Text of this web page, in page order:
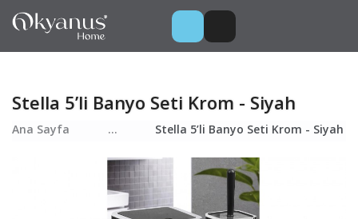
Stella 5’li Banyo Seti Krom - Siyah
Ana Sayfa ... Stella 5’li Banyo Seti Krom - Siyah